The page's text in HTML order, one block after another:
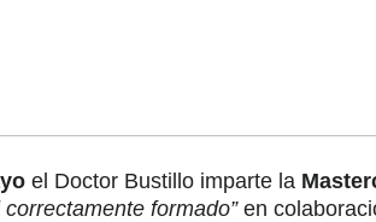
el Doctor Bustillo imparte la
formado”en